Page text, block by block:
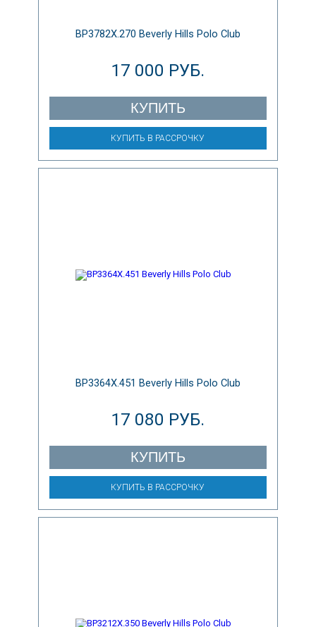
BP3782X.270 Beverly Hills Polo Club
17 000 РУБ.
КУПИТЬ
КУПИТЬ В РАССРОЧКУ
BP3364X.451 Beverly Hills Polo Club
17 080 РУБ.
КУПИТЬ
КУПИТЬ В РАССРОЧКУ